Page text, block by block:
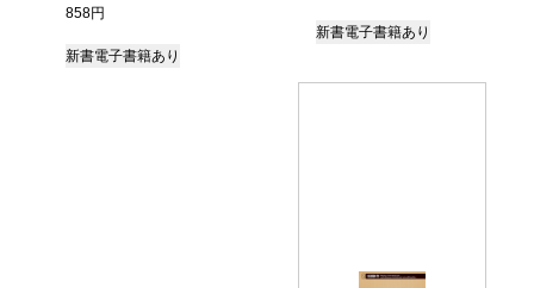
858円
新書電子書籍あり
新書電子書籍あり